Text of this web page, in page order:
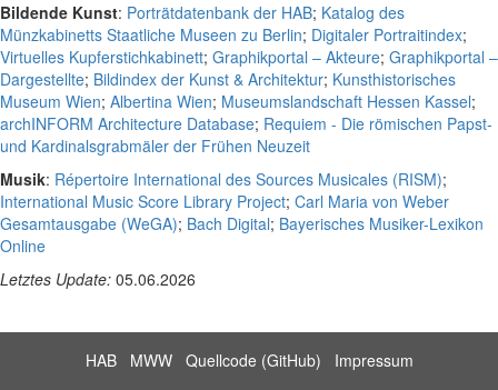
Bildende Kunst: Porträtdatenbank der HAB; Katalog des
Münzkabinetts Staatliche Museen zu Berlin; Digitaler Portraitindex;
Virtuelles Kupferstichkabinett; Graphikportal – Akteure; Graphikportal –
Dargestellte; Bildindex der Kunst & Architektur; Kunsthistorisches
Museum Wien; Albertina Wien; Museumslandschaft Hessen Kassel;
archINFORM Architecture Database; Requiem - Die römischen Papst-
und Kardinalsgrabmäler der Frühen Neuzeit
Musik: Répertoire International des Sources Musicales (RISM);
International Music Score Library Project; Carl Maria von Weber
Gesamtausgabe (WeGA); Bach Digital; Bayerisches Musiker-Lexikon
Online
Letztes Update: 05.06.2026
HAB MWW Quellcode (GitHub) Impressum